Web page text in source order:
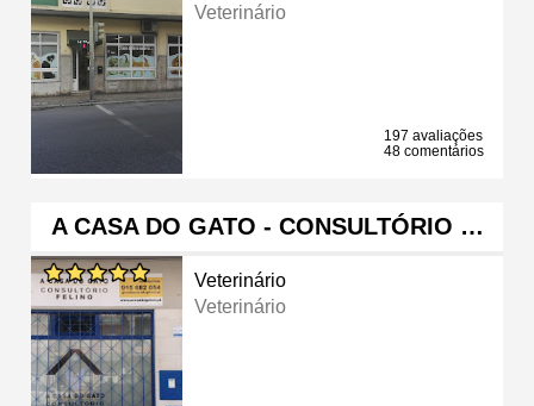
Veterinário
197 avaliações
48 comentários
A CASA DO GATO - CONSULTÓRIO …
Veterinário
Veterinário